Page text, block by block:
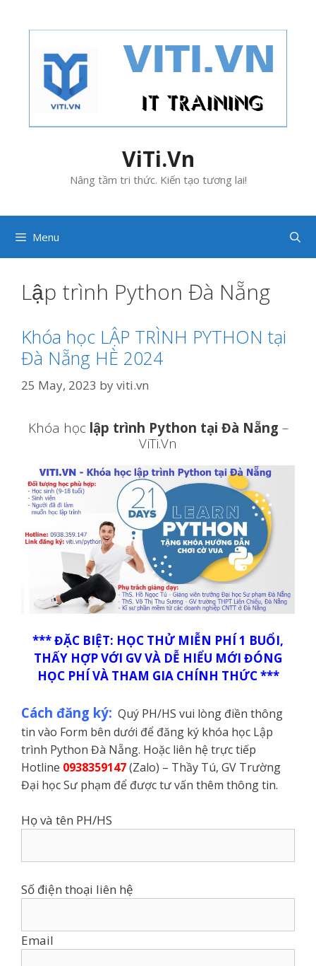
ViTi.Vn
Nâng tầm tri thức. Kiến tạo tương lai!
Menu
Lập trình Python Đà Nẵng
Khóa học LẬP TRÌNH PYTHON tại
Đà Nẵng HÈ 2024
25 May, 2023 byviti.vn
Khóa học lập trình Python tại Đà Nẵng –
ViTi.Vn
*** ĐẶC BIỆT: HỌC THỬ MIỄN PHÍ 1 BUỔI,
THẤY HỢP VỚI GV VÀ DỄ HIỂU MỚI ĐÓNG
HỌC PHÍ VÀ THAM GIA CHÍNH THỨC ***
Cách đăng ký: Quý PH/HS vui lòng điền thông
tin vào Form bên dưới để đăng ký khóa học Lập
trình Python Đà Nẵng. Hoặc liên hệ trực tiếp
Hotline 0938359147(Zalo) – Thầy Tú, GV Trường
Đại học Sư phạm để được tư vấn thêm thông tin.
Họ và tên PH/HS
Số điện thoại liên hệ
Email